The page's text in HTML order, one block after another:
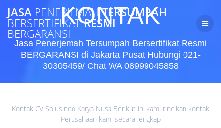
Skip
to
content
JASA PENERJEMAHTERSUMPAH
BERSERTIFIKATRESMI
BERGARANSI
KONTAK
Jasa Penerjemah Tersumpah Bersertifikat Resmi
BERGARANSI di Jakarta Pusat Hubungi 021-
30305459/ Chat WA 08999045858
Kontak CV Solusindo Karya Nusa Berikut ini kami rincikan kontak
Perusahaan kami secara lengkap